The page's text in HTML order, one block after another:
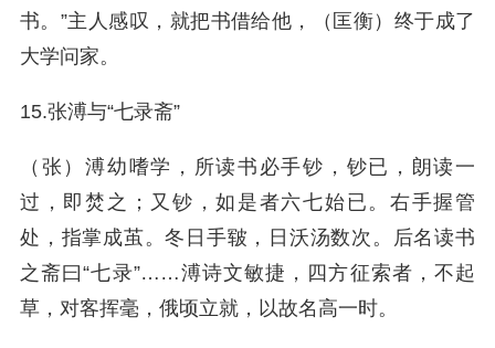
书。”主人感叹，就把书借给他，（匡衡）终于成了
大学问家。
15.张溥与“七录斋”
（张）溥幼嗜学，所读书必手钞，钞已，朗读一
过，即焚之；又钞，如是者六七始已。右手握管
处，指掌成茧。冬日手皲，日沃汤数次。后名读书
之斋曰“七录”……溥诗文敏捷，四方征索者，不起
草，对客挥毫，俄顷立就，以故名高一时。